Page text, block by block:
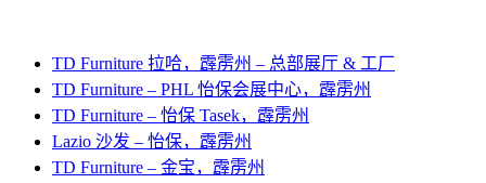
TD Furniture 拉哈，霹雳州 – 总部展厅 & 工厂
TD Furniture – PHL 怡保会展中心，霹雳州
TD Furniture – 怡保 Tasek，霹雳州
Lazio 沙发 – 怡保，霹雳州
TD Furniture – 金宝，霹雳州